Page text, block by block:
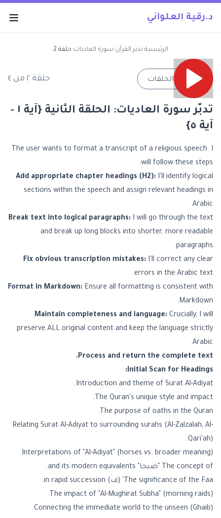
د.رقية العلواني
الرئيسية‹تدبر القرآن‹سورة العاديات‹حلقة 2
→ جميع الحلقات حلقة ٢ من ٤
تدبّر سورة العاديات: الحلقة الثانية {آية ١ -
آية ٥}
The user wants to format a transcript of a religious speech. I
will follow these steps:
Add appropriate chapter headings (H2): I'll identify logical
sections within the speech and assign relevant headings in
Arabic.
Break text into logical paragraphs: I will go through the text
and break up long blocks into shorter, more readable
paragraphs.
Fix obvious transcription mistakes: I'll correct any clear
errors in the Arabic text.
Format in Markdown: Ensure all formatting is consistent with
Markdown.
Maintain completeness and language: Crucially, I will
preserve ALL original content and keep the language strictly
Arabic.
Process and return the complete text.
Initial Scan for Headings:
Introduction and theme of Surat Al-Adiyat.
The Quran's unique style and impact.
The purpose of oaths in the Quran.
Relating Surat Al-Adiyat to surrounding surahs (Al-Zalzalah, Al-
Qari'ah).
Interpretations of "Al-Adiyat" (horses vs. broader meaning).
The concept of "ضبحا" and its modern equivalents.
The significance of the Faa' (ف) in rapid succession.
The impact of "Al-Mughirat Subha" (morning raids).
Connecting the immediate world to the unseen (Ghaib).